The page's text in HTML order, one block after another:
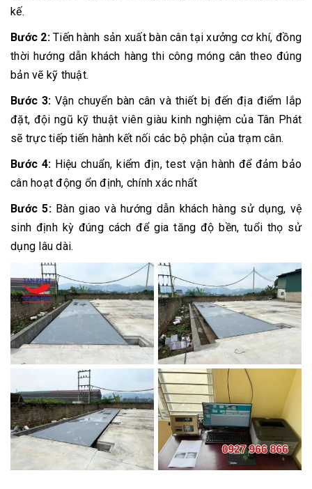
kế.
Bước 2:Tiến hành sản xuất bàn cân tại xưởng cơ khí, đồng
thời hướng dẫn khách hàng thi công móng cân theo đúng
bản vẽ kỹ thuật.
Bước 3: Vận chuyển bàn cân và thiết bị đến địa điểm lắp
đặt, đội ngũ kỹ thuật viên giàu kinh nghiệm của Tân Phát
sẽ trực tiếp tiến hành kết nối các bộ phận của trạm cân.
Bước 4: Hiệu chuẩn, kiểm địn, test vận hành để đảm bảo
cân hoạt động ổn định, chính xác nhất
Bước 5:Bàn giao và hướng dẫn khách hàng sử dụng, vệ
sinh định kỳ đúng cách để gia tăng độ bền, tuổi thọ sử
dụng lâu dài.